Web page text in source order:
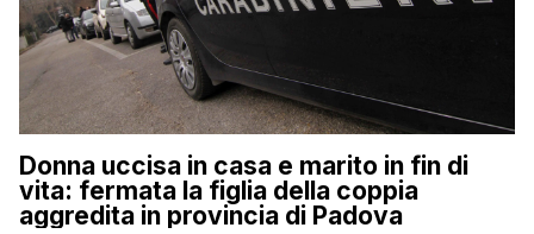
Donna uccisa in casa e marito in fin di
vita: fermata la figlia della coppia
aggredita in provincia di Padova